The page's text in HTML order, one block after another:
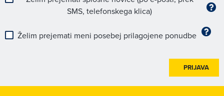
SMS, telefonskega klica)
Želim prejemati meni posebej prilagojene ponudbe
PRIJAVA